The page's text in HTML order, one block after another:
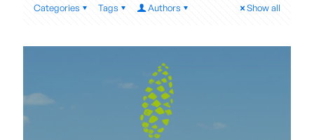
Categories Tags Authors Show all